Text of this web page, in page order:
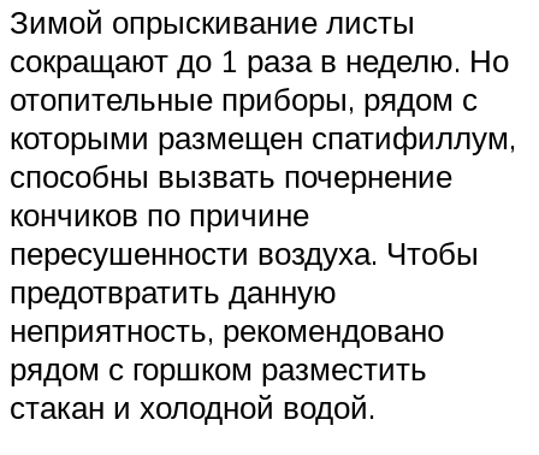
Зимой опрыскивание листы
сокращают до 1 раза в неделю. Но
отопительные приборы, рядом с
которыми размещен спатифиллум,
способны вызвать почернение
кончиков по причине
пересушенности воздуха. Чтобы
предотвратить данную
неприятность, рекомендовано
рядом с горшком разместить
стакан и холодной водой.